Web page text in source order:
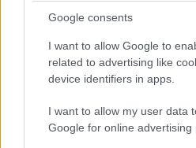
Google consents
I want to allow Google to
related to advertising like
device identifiers in apps.
I want to allow my user data
Google for online advertising
harcoló lengyel autót. Nagyon
Inter Europol, minden elismerést
Amit viszont le lehetne,